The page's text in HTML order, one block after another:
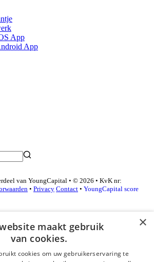
App
App
van YoungCapital • © 2026 • KvK nr:
• Privacy Contact • YoungCapital score
×
maakt gebruik
van cookies.
cookies om uw gebruikerservaring te